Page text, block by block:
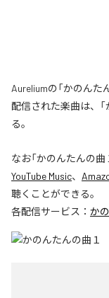
Aureliumの「かのん
配信された楽曲は、
る。
なお「かのんたんの曲
YouTube Music、
聴くことができる。
各配信サービス： か